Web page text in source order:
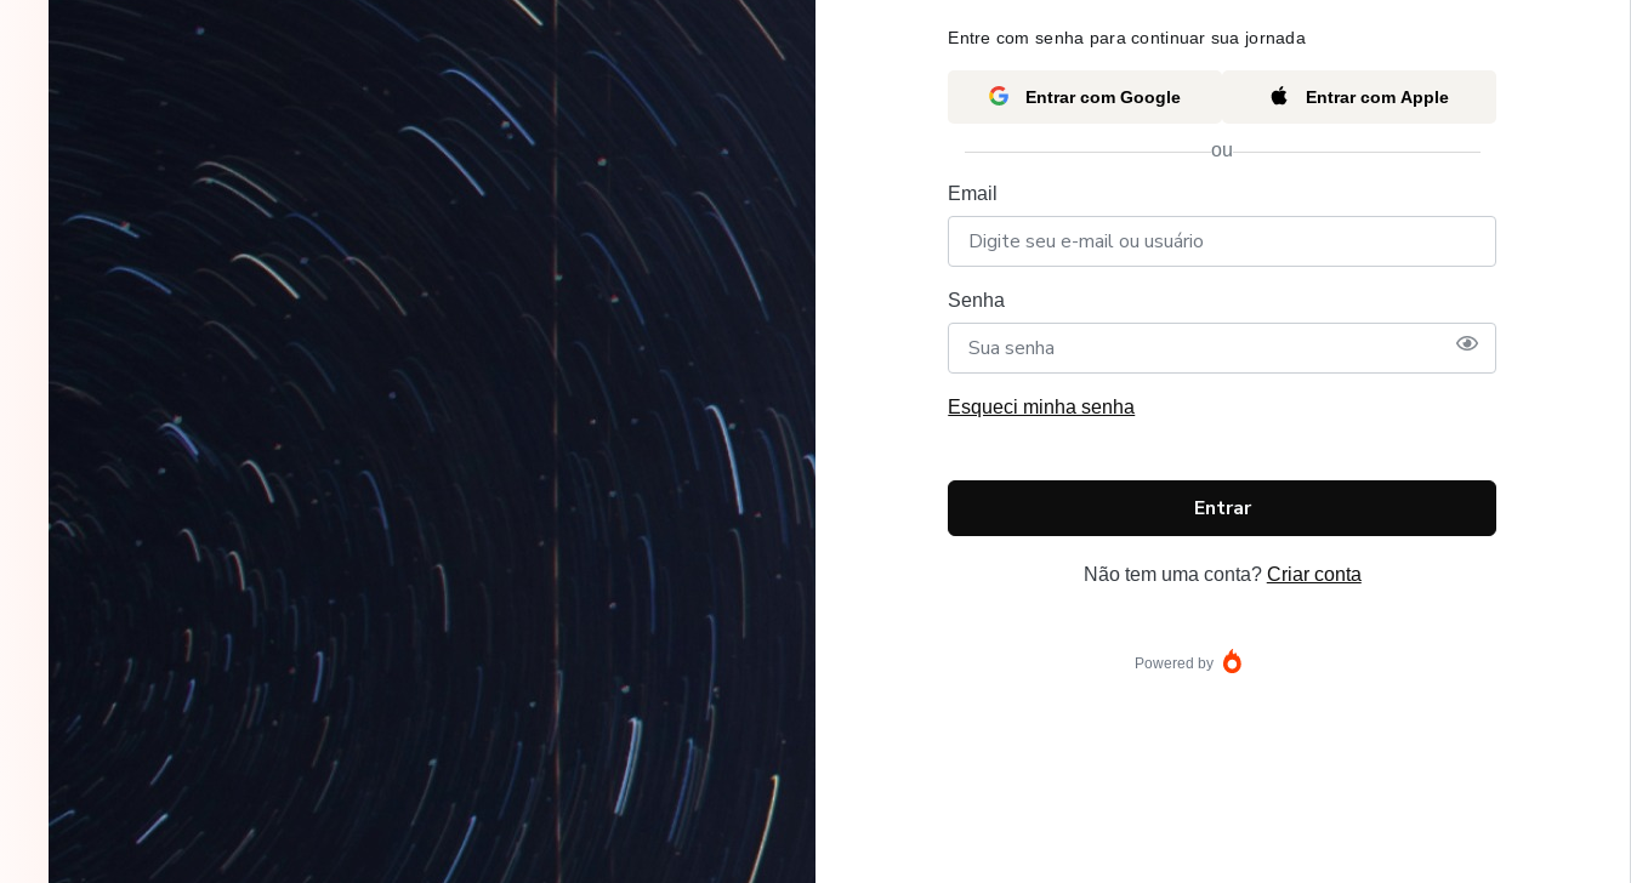
Entre com senha para continuar sua jornada
Entrar com Google Entrar com Apple
ou
Email
Senha
Esqueci minha senha
Entrar
Não tem uma conta? Criar conta
Powered by